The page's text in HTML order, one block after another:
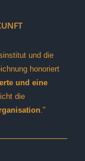
und die
honoriert
und eine
die
."